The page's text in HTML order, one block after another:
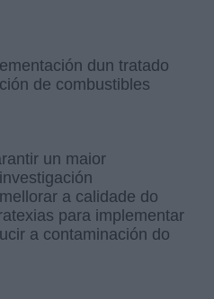
dun tratado
de combustibles
un maior
a calidade do
para implementar
a contaminación do